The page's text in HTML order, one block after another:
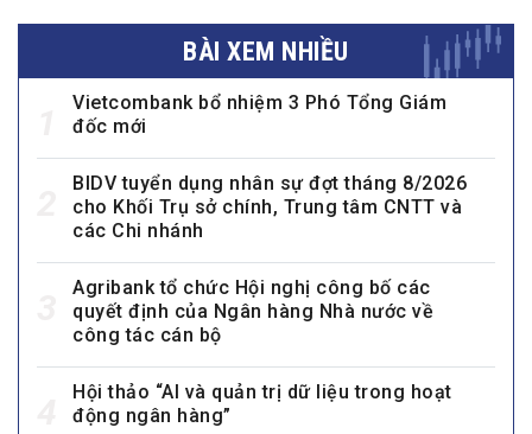
BÀI XEM NHIỀU
Vietcombank bổ nhiệm 3 Phó Tổng Giám
đốc mới
BIDV tuyển dụng nhân sự đợt tháng 8/2026
cho Khối Trụ sở chính, Trung tâm CNTT và
các Chi nhánh
Agribank tổ chức Hội nghị công bố các
quyết định của Ngân hàng Nhà nước về
công tác cán bộ
Hội thảo “AI và quản trị dữ liệu trong hoạt
động ngân hàng”